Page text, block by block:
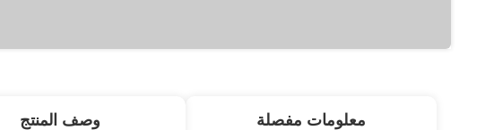
معلومات مفصلة وصف المنتج